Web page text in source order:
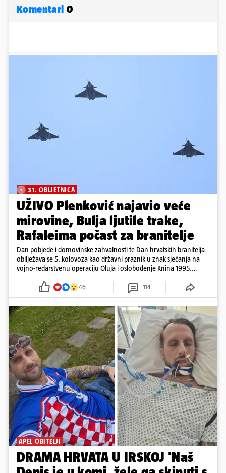
Komentari 0
31. OBLJETNICA
UŽIVO Plenković najavio veće
mirovine, Bulja ljutile trake,
Rafaleima počast za branitelje
Dan pobjede i domovinske zahvalnosti te Dan hrvatskih branitelja
obilježava se 5. kolovoza kao državni praznik u znak sjećanja na
vojno-redarstvenu operaciju Oluja i oslobođenje Knina 1995.
46 114
APEL OBITELJI
DRAMA HRVATA U IRSKOJ 'Naš